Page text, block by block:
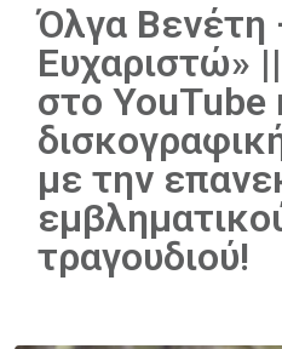
Όλγα Βενέτη
Ευχαριστώ»
στο YouTube
με την
τραγουδιού!